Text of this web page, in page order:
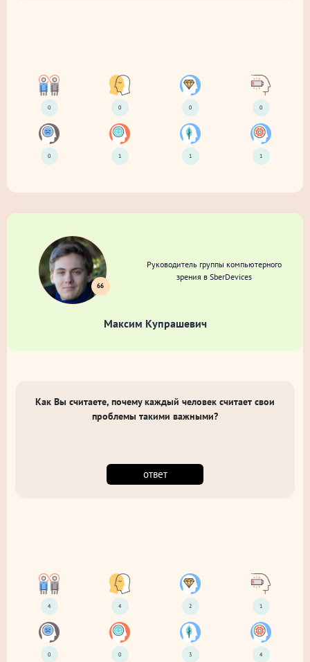
0 0 0 0
0 1 1 1
66
Руководитель группы компьютерного
зрения в SberDevices
Максим Купрашевич
Как Вы считаете, почему каждый человек считает свои
проблемы такими важными?
ответ
4 4 2 1
0 0 3 4